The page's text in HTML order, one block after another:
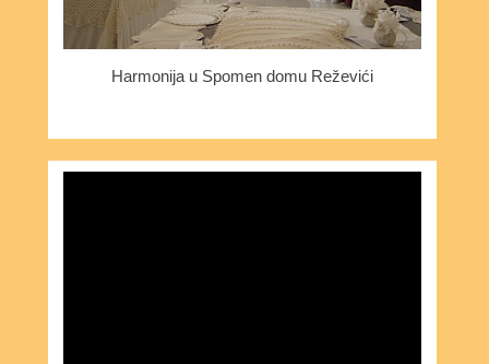
Harmonija u Spomen domu Reževići